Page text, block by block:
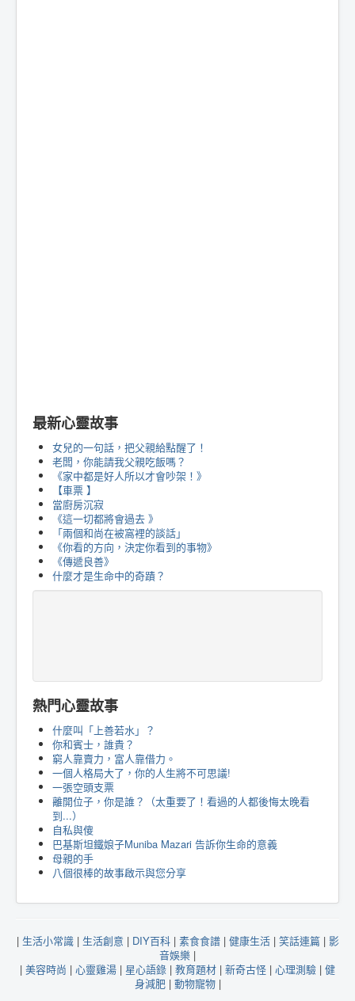
最新心靈故事
女兒的一句話，把父親給點醒了！
老闆，你能請我父親吃飯嗎？
《家中都是好人所以才會吵架！》
【車票 】
當廚房沉寂
《這一切都將會過去 》
「兩個和尚在被窩裡的談話」
《你看的方向，決定你看到的事物》
《傳遞良善》
什麼才是生命中的奇蹟？
熱門心靈故事
什麼叫「上善若水」？
你和賓士，誰貴？
窮人靠賣力，富人靠借力。
一個人格局大了，你的人生將不可思議!
一張空頭支票
離開位子，你是誰？（太重要了！看過的人都後悔太晚看
到...）
自私與傻
巴基斯坦鐵娘子Muniba Mazari 告訴你生命的意義
母親的手
八個很棒的故事啟示與您分享
| 生活小常識| 生活創意 | DIY百科| 素食食譜| 健康生活| 笑話連篇| 影
音娛樂 |
| 美容時尚 | 心靈雞湯 | 星心語錄 | 教育題材 | 新奇古怪 | 心理測驗 | 健
身減肥| 動物寵物|